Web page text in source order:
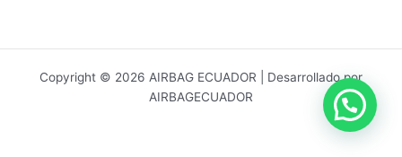
Copyright © 2026 AIRBAG ECUADOR | Desarrollado por
AIRBAGECUADOR